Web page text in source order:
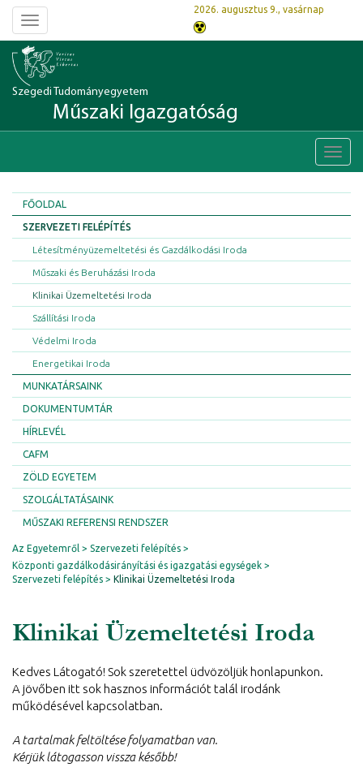
Toggle
navigation
2026. augusztus 9., vasárnap
Szegedi Tudományegyetem
Műszaki Igazgatóság
FŐOLDAL
SZERVEZETI FELÉPÍTÉS
Létesítményüzemeltetési és Gazdálkodási Iroda
Műszaki és Beruházási Iroda
Klinikai Üzemeltetési Iroda
Szállítási Iroda
Védelmi Iroda
Energetikai Iroda
MUNKATÁRSAINK
DOKUMENTUMTÁR
HÍRLEVÉL
CAFM
ZÖLD EGYETEM
SZOLGÁLTATÁSAINK
MŰSZAKI REFERENSI RENDSZER
Az Egyetemről
Szervezeti felépítés
Központi gazdálkodásirányítási és igazgatási egységek
Szervezeti felépítés
Klinikai Üzemeltetési Iroda
Klinikai Üzemeltetési Iroda
Kedves Látogató! Sok szeretettel üdvözöljük honlapunkon.
A jövőben itt sok hasznos információt talál irodánk
működésével kapcsolatban.
A tartalmak feltöltése folyamatban van.
Kérjük látogasson vissza később!